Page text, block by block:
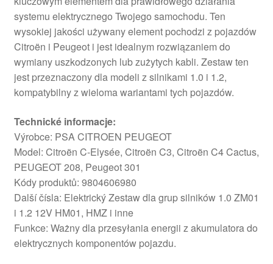
systemu elektrycznego Twojego samochodu. Ten
wysokiej jakości używany element pochodzi z pojazdów
Citroën i Peugeot i jest idealnym rozwiązaniem do
wymiany uszkodzonych lub zużytych kabli. Zestaw ten
jest przeznaczony dla modeli z silnikami 1.0 i 1.2,
kompatybilny z wieloma wariantami tych pojazdów.
Technické informacje:
Výrobce: PSA CITROEN PEUGEOT
Model: Citroën C-Elysée, Citroën C3, Citroën C4 Cactus,
PEUGEOT 208, Peugeot 301
Kódy produktů: 9804606980
Další čísla: Elektrický Zestaw dla grup silników 1.0 ZM01
i 1.2 12V HM01, HMZ i inne
Funkce: Ważny dla przesyłania energii z akumulatora do
elektrycznych komponentów pojazdu.